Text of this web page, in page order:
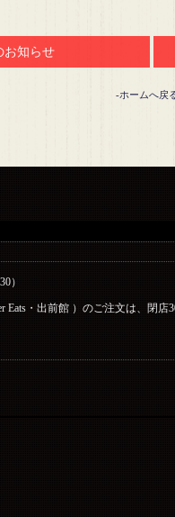
お知らせ
-ホームへ戻
）
・出前館 ）のご注文は、閉店